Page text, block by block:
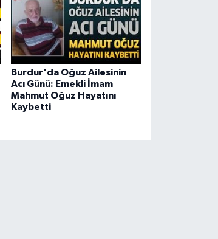
Burdur'da Oğuz Ailesinin
Acı Günü: Emekli İmam
Mahmut Oğuz Hayatını
Kaybetti